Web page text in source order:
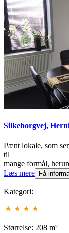
Silkeborgvej,
Pænt lokale, som
til
mange formål,
Læs mere
Få
Kategori:
Størrelse: 208 m²